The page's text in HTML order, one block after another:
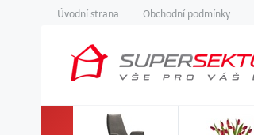
Úvodní strana Obchodní podmínky